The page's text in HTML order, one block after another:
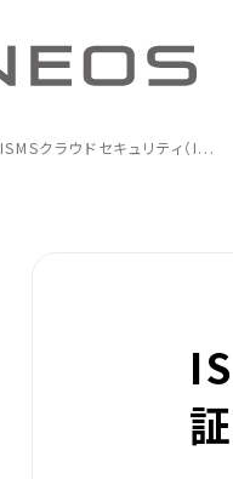
ISMSクラウドセキュリティ（I...